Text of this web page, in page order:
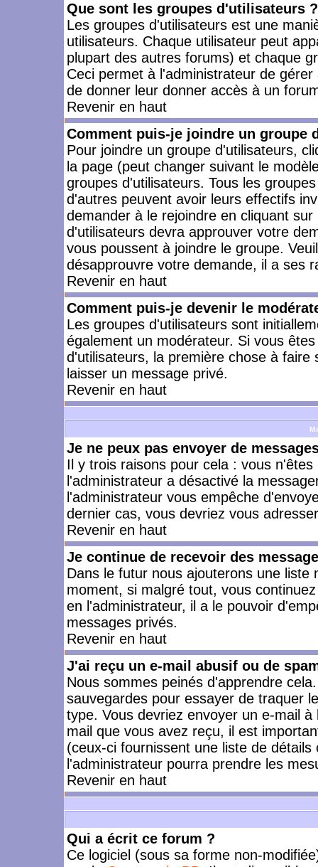
Que sont les groupes d'utilisateurs ?
Les groupes d'utilisateurs est une
utilisateurs. Chaque utilisateur peut
plupart des autres forums) et chaque
Ceci permet à l'administrateur de
de donner leur donner accès à un
Revenir en haut
Comment puis-je joindre un groupe
Pour joindre un groupe d'utilisateurs,
la page (peut changer suivant le
groupes d'utilisateurs. Tous les
d'autres peuvent avoir leurs effectifs
demander à le rejoindre en cliquant
d'utilisateurs devra approuver votre
vous poussent à joindre le groupe.
désapprouvre votre demande, il a ses
Revenir en haut
Comment puis-je devenir le
Les groupes d'utilisateurs sont
également un modérateur. Si vous
d'utilisateurs, la première chose à
laisser un message privé.
Revenir en haut
Je ne peux pas envoyer de
Il y trois raisons pour cela : vous
l'administrateur a désactivé la
l'administrateur vous empêche
dernier cas, vous devriez vous
Revenir en haut
Je continue de recevoir des
Dans le futur nous ajouterons une
moment, si malgré tout, vous
en l'administrateur, il a le pouvoir
messages privés.
Revenir en haut
J'ai reçu un e-mail abusif ou de
Nous sommes peinés d'apprendre
sauvegardes pour essayer de traquer
type. Vous devriez envoyer un e-mail
mail que vous avez reçu, il est
(ceux-ci fournissent une liste de
l'administrateur pourra prendre les
Revenir en haut
Qui a écrit ce forum ?
Ce logiciel (sous sa forme non-